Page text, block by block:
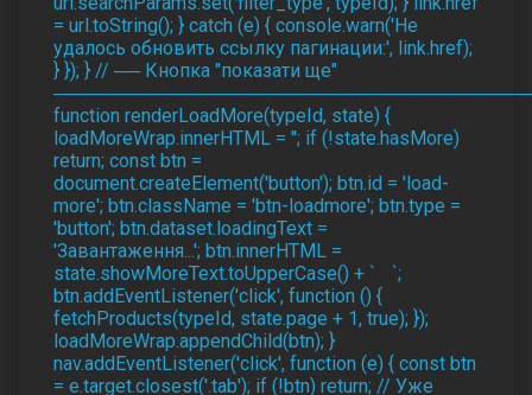
= url.toString(); } catch (e) { console.warn('Не
удалось обновить ссылку пагинации:', link.href);
} }); } // ── Кнопка "показати ще"
function renderLoadMore(typeId, state) {
loadMoreWrap.innerHTML = ''; if (!state.hasMore)
return; const btn =
document.createElement('button'); btn.id = 'load-
more'; btn.className = 'btn-loadmore'; btn.type =
'button'; btn.dataset.loadingText =
'Завантаження...'; btn.innerHTML =
state.showMoreText.toUpperCase() + `
`;
btn.addEventListener('click', function () {
fetchProducts(typeId, state.page + 1, true); });
loadMoreWrap.appendChild(btn); }
nav.addEventListener('click', function (e) { const btn
= e.target.closest('.tab'); if (!btn) return; // Уже